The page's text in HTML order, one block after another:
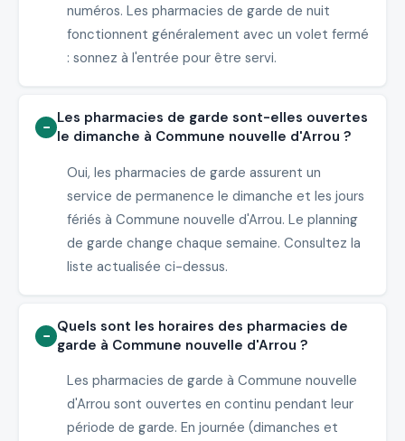
numéros. Les pharmacies de garde de nuit
fonctionnent généralement avec un volet fermé
: sonnez à l'entrée pour être servi.
Les pharmacies de garde sont-elles ouvertes
le dimanche à Commune nouvelle d'Arrou ?
Oui, les pharmacies de garde assurent un
service de permanence le dimanche et les jours
fériés à Commune nouvelle d'Arrou. Le planning
de garde change chaque semaine. Consultez la
liste actualisée ci-dessus.
Quels sont les horaires des pharmacies de
garde à Commune nouvelle d'Arrou ?
Les pharmacies de garde à Commune nouvelle
d'Arrou sont ouvertes en continu pendant leur
période de garde. En journée (dimanches et